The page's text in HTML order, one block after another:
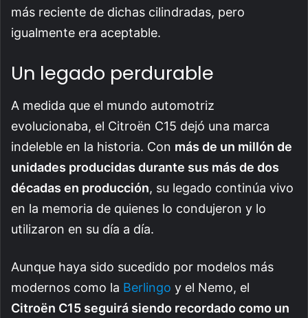
más reciente de dichas cilindradas, pero
igualmente era aceptable.
Un legado perdurable
A medida que el mundo automotriz
evolucionaba, el Citroën C15 dejó una marca
indeleble en la historia. Con más de un millón de
unidades producidas durante sus más de dos
décadas en producción, su legado continúa vivo
en la memoria de quienes lo condujeron y lo
utilizaron en su día a día.
Aunque haya sido sucedido por modelos más
modernos como la Berlingo y el Nemo, el
Citroën C15 seguirá siendo recordado como un